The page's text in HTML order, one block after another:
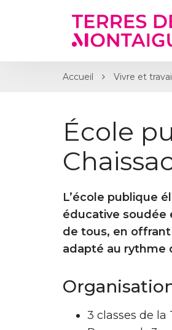
Accueil Vivre et
École
L’école publique
éducative soudée
de tous, en
adapté au rythme
3 classes de la